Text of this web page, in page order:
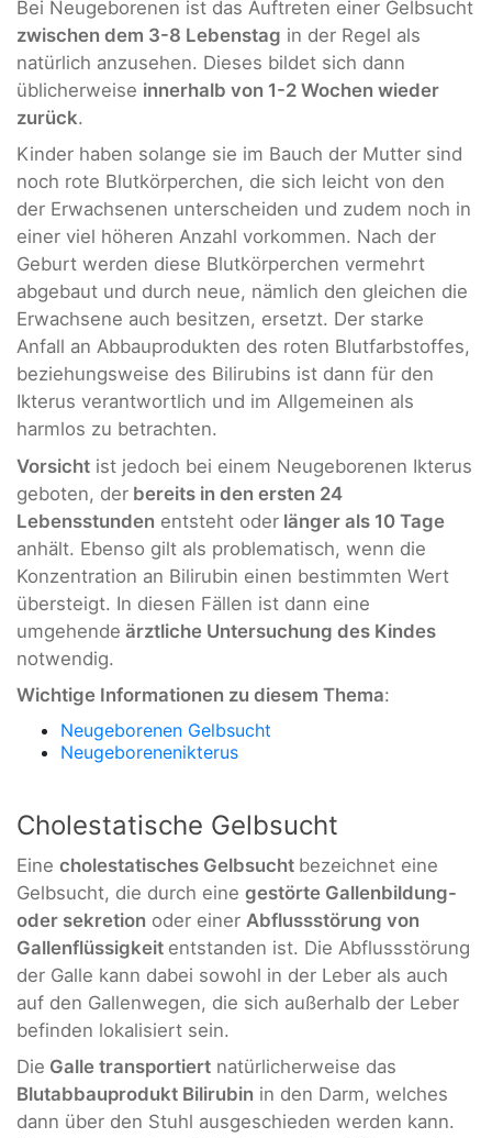
Bei Neugeborenen ist das Auftreten einer Gelbsucht
zwischen dem 3-8 Lebenstag in der Regel als
natürlich anzusehen. Dieses bildet sich dann
üblicherweise innerhalb von 1-2 Wochen wieder
zurück.
Kinder haben solange sie im Bauch der Mutter sind
noch rote Blutkörperchen, die sich leicht von den
der Erwachsenen unterscheiden und zudem noch in
einer viel höheren Anzahl vorkommen. Nach der
Geburt werden diese Blutkörperchen vermehrt
abgebaut und durch neue, nämlich den gleichen die
Erwachsene auch besitzen, ersetzt. Der starke
Anfall an Abbauprodukten des roten Blutfarbstoffes,
beziehungsweise des Bilirubins ist dann für den
Ikterus verantwortlich und im Allgemeinen als
harmlos zu betrachten.
Vorsicht ist jedoch bei einem Neugeborenen Ikterus
geboten, der bereits in den ersten 24
Lebensstunden entsteht oder länger als 10 Tage
anhält. Ebenso gilt als problematisch, wenn die
Konzentration an Bilirubin einen bestimmten Wert
übersteigt. In diesen Fällen ist dann eine
umgehende ärztliche Untersuchung des Kindes
notwendig.
Wichtige Informationen zu diesem Thema:
Neugeborenen Gelbsucht
Neugeborenenikterus
Cholestatische Gelbsucht
Eine cholestatisches Gelbsucht bezeichnet eine
Gelbsucht, die durch eine gestörte Gallenbildung-
oder sekretion oder einer Abflussstörung von
Gallenflüssigkeit entstanden ist. Die Abflussstörung
der Galle kann dabei sowohl in der Leber als auch
auf den Gallenwegen, die sich außerhalb der Leber
befinden lokalisiert sein.
Die Galle transportiert natürlicherweise das
Blutabbauprodukt Bilirubin in den Darm, welches
dann über den Stuhl ausgeschieden werden kann.